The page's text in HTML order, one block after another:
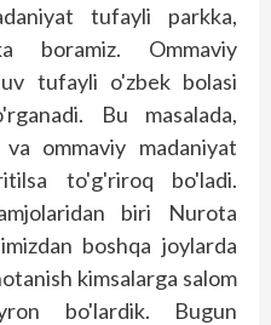
tufayli parkka,
boramiz. Ommaviy
tufayli o'zbek bolasi
Bu masalada,
ommaviy madaniyat
to'g'riroq bo'ladi.
biri Nurota
boshqa joylarda
kimsalarga salom
bo'lardik. Bugun